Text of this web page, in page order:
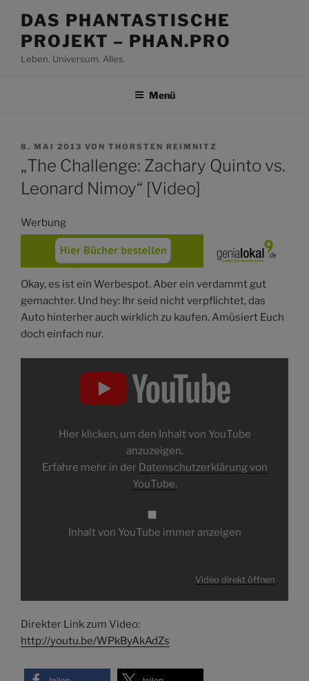
Inhalt
springen
DAS PHANTASTISCHE
PROJEKT – PHAN.PRO
Leben. Universum. Alles.
Menü
VERÖFFENTLICHT
AM
8. MAI 2013 VON THORSTEN REIMNITZ
„The Challenge: Zachary Quinto vs.
Leonard Nimoy“ [Video]
Werbung
Okay, es ist ein Werbespot. Aber ein verdammt gut
gemachter. Und hey: Ihr seid nicht verpflichtet, das
Auto hinterher auch wirklich zu kaufen. Amüsiert Euch
doch einfach nur.
Inhalt
Hier klicken, um den Inhalt von YouTube
anzuzeigen.
Erfahre mehr in der Datenschutzerklärung von
YouTube.
Inhalt von YouTube immer anzeigen
Video direkt öffnen
Direkter Link zum Video:
http://youtu.be/WPkByAkAdZs